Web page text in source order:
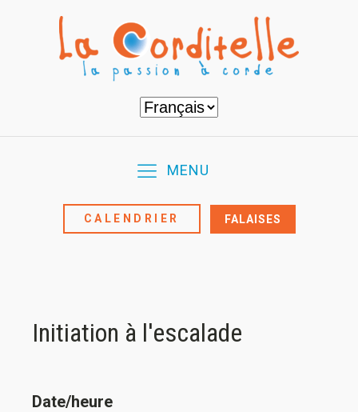
Choisir
une
MENU
CALENDRIER FALAISES
Initiation à l'escalade
Date/heure